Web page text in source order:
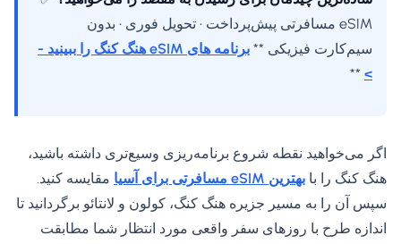
eSIM مسافرتی پیش‌پرداخت • تحویل فوری • بدون
سیم‌کارت فیزیکی **
برنامه های eSIM هنگ کنگ را ببینید -
>
**
اگر می‌خواهید نقطه شروع برنامه‌ریزی وسیع‌تری داشته باشید،
هنگ کنگ را با بهترین eSIM مسافرتی برای آسیا
مقایسه کنید.
سپس آن را به مسیر جزیره هنگ کنگ، کولون و لانتائو برگردانید تا
اندازه طرح با روزهای سفر واقعی مورد انتظار شما مطابقت